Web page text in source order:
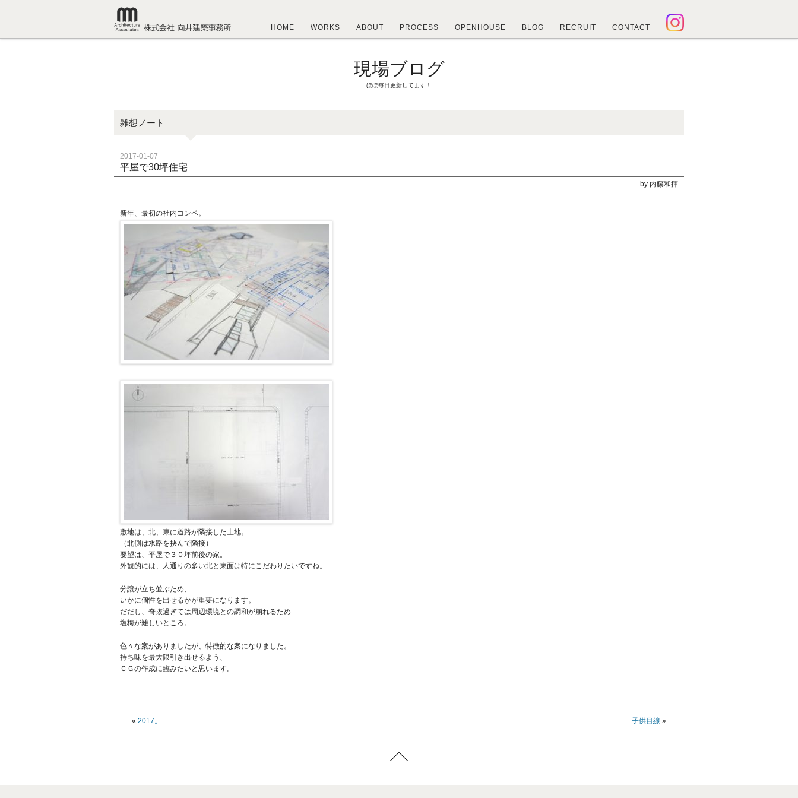
HOME WORKS ABOUT PROCESS OPENHOUSE BLOG RECRUIT CONTACT
現場ブログ
ほぼ毎日更新してます！
雑想ノート
2017-01-07
平屋で30坪住宅
by 内藤和揮
新年、最初の社内コンペ。
敷地は、北、東に道路が隣接した土地。
（北側は水路を挟んで隣接）
要望は、平屋で３０坪前後の家。
外観的には、人通りの多い北と東面は特にこだわりたいですね。
分譲が立ち並ぶため、
いかに個性を出せるかが重要になります。
だだし、奇抜過ぎては周辺環境との調和が崩れるため
塩梅が難しいところ。
色々な案がありましたが、特徴的な案になりました。
持ち味を最大限引き出せるよう、
ＣＧの作成に臨みたいと思います。
« 2017。 子供目線 »